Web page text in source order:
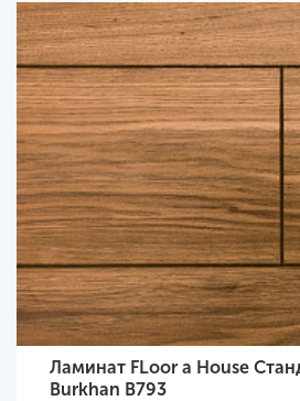
Ламинат FLoor a House
Burkhan B793